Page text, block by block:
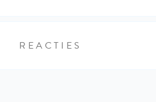
REACTIES